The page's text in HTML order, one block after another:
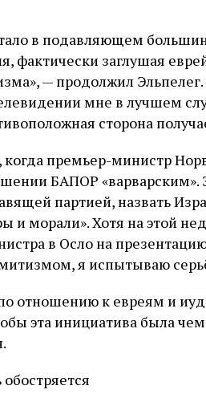
в подавляющем
фактически заглушая
— продолжил Эльпелег.
мне в лучшем
сторона
когда премьер-министр
БАПОР «варварским».
партией, назвать
и морали». Хотя на этой
в Осло на
я испытываю
отношению к евреям и
эта инициатива была